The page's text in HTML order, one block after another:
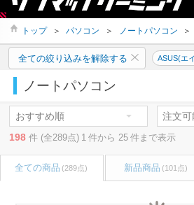
トップ ＞ パソコン ＞ ノートパソコン ＞
全ての絞り込みを解除する ASUS(エ
ノートパソコン
198 件 (全289点) 1 件から 25 件まで表示
全ての商品 (289点) 新品商品 (101点)